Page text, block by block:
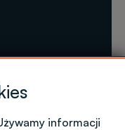
informacji